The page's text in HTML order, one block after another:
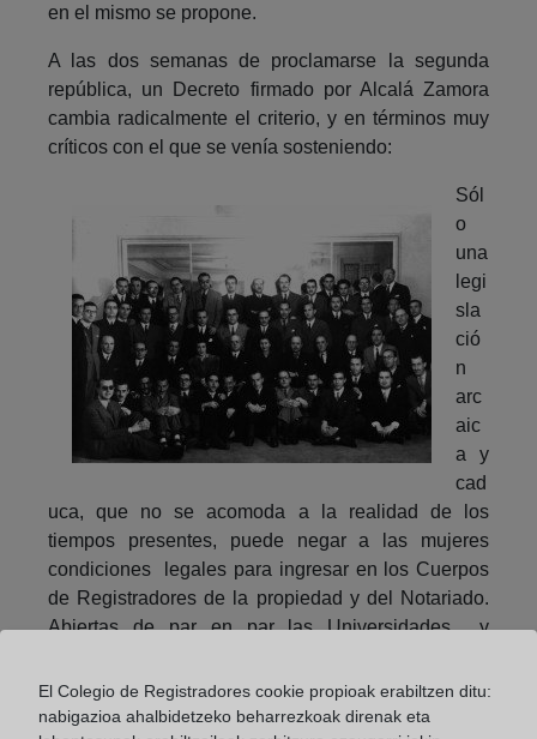
en el mismo se propone.
A las dos semanas de proclamarse la segunda
república, un Decreto firmado por Alcalá Zamora
cambia radicalmente el criterio, y en términos muy
críticos con el que se venía sosteniendo:
Sól
o
una
legi
sla
ció
n
arc
aic
a y
cad
uca, que no se acomoda a la realidad de los
tiempos presentes, puede negar a las mujeres
condiciones legales para ingresar en los Cuerpos
de Registradores de la propiedad y del Notariado.
Abiertas de par en par las Universidades y
carreras sin distinción de sexos, igualando en
derechos y obligaciones las hembras a los
El Colegio de Registradores cookie propioak erabiltzen ditu:
nabigazioa ahalbidetzeko beharrezkoak direnak eta